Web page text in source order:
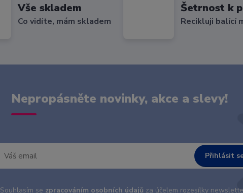
Vše skladem
Co vidíte, mám skladem
Šetrnost k
Recikluji balící
Nepropásněte novinky, akce a slevy!
Přihlásit
Souhlasím se zpracováním osobních údajů za účelem rozesílky